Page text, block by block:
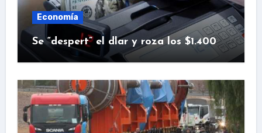
Economía
Se “despert” el dlar y roza los $1.400